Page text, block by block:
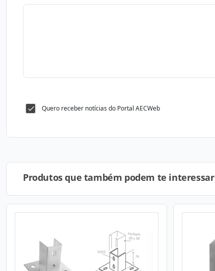
Quero receber notícias do Portal AECWeb
Produtos que também podem te interessar